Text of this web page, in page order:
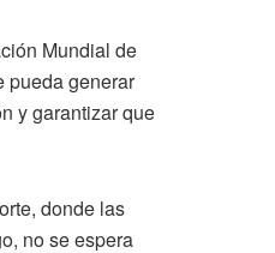
Mundial de
pueda generar
y garantizar que
donde las
no se espera